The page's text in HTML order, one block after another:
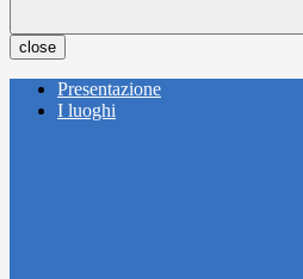
close
Presentazione
I luoghi